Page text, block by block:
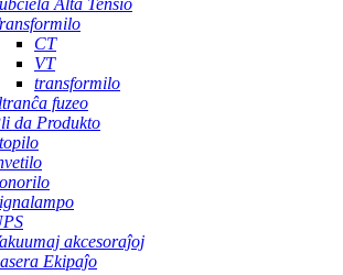
Alta Tensio
CT
VT
transformilo
fuzeo
da Produkto
akcesoraĵoj
Ekipaĵo